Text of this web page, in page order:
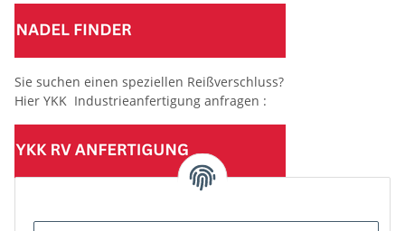
Sie suchen einen speziellen Reißverschluss?
Hier YKK Industrieanfertigung anfragen :
(Mindesttabnahmemenge 10 Stück je Länge und Farbe)